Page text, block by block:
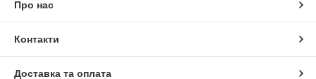
Про нас
Контакти
Доставка та оплата